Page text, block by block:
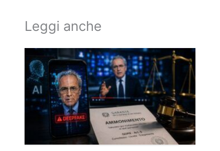
Leggi anche